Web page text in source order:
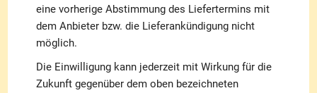
eine vorherige Abstimmung des Liefertermins mit
dem Anbieter bzw. die Lieferankündigung nicht
möglich.
Die Einwilligung kann jederzeit mit Wirkung für die
Zukunft gegenüber dem oben bezeichneten